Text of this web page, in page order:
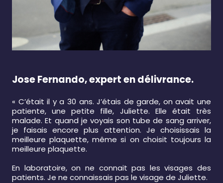
Jose Fernando, expert en délivrance.
« C’était il y a 30 ans. J’étais de garde, on avait une
patiente, une petite fille, Juliette. Elle était très
malade. Et quand je voyais son tube de sang arriver,
je faisais encore plus attention. Je choisissais la
meilleure plaquette, même si on choisit toujours la
meilleure plaquette.
En laboratoire, on ne connait pas les visages des
patients. Je ne connaissais pas le visage de Juliette.